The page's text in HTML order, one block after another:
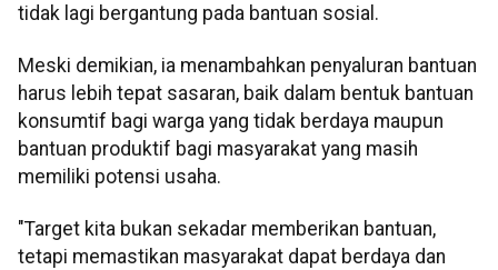
tidak lagi bergantung pada bantuan sosial.
Meski demikian, ia menambahkan penyaluran bantuan
harus lebih tepat sasaran, baik dalam bentuk bantuan
konsumtif bagi warga yang tidak berdaya maupun
bantuan produktif bagi masyarakat yang masih
memiliki potensi usaha.
"Target kita bukan sekadar memberikan bantuan,
tetapi memastikan masyarakat dapat berdaya dan